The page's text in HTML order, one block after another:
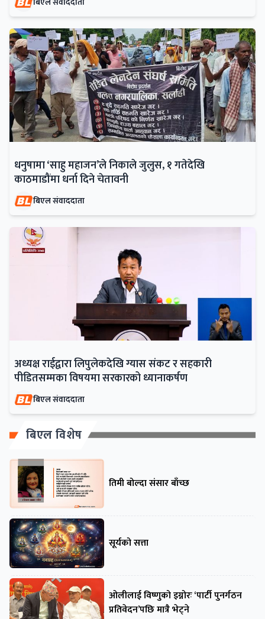
धनुषामा ‘साहु महाजन’ले निकाले जुलुस, १ गतेदेखि
काठमाडौंमा धर्ना दिने चेतावनी
बिएल संवाददाता
अध्यक्ष राईद्वारा लिपुलेकदेखि ग्यास संकट र सहकारी
पीडितसम्मका विषयमा सरकारको ध्यानाकर्षण
बिएल संवाददाता
बिएल विशेष
तिमी बोल्दा संसार बाँच्छ
सूर्यको सत्ता
ओलीलाई विष्णुको इग्नोरः ‘पार्टी पुनर्गठन
प्रतिवेदन’पछि मात्रै भेट्ने